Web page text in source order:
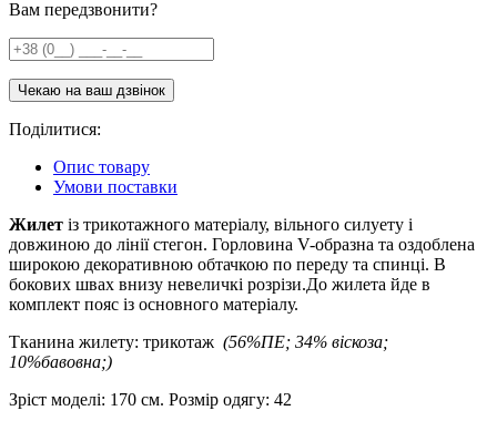
Вам передзвонити?
Поділитися:
Опис товару
Умови поставки
Жилет із трикотажного матеріалу, вільного силуету і
довжиною до лінії стегон. Горловина V-образна та оздоблена
широкою декоративною обтачкою по переду та спинці. В
бокових швах внизу невеличкі розрізи.До жилета йде в
комплект пояс із основного матеріалу.
Тканина жилету: трикотаж (56%ПЕ; 34% віскоза;
10%бавовна;)
Зріст моделі: 170 см. Розмір одягу: 42